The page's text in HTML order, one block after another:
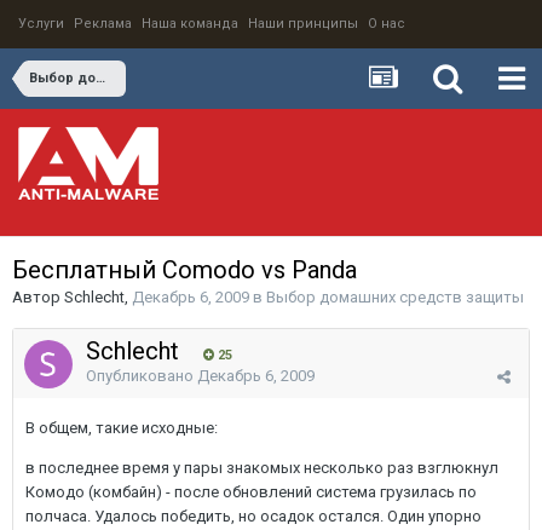
Услуги Реклама Наша команда Наши принципы О нас
Выбор домашних средств защиты
Бесплатный Comodo vs Panda
Автор Schlecht, Декабрь 6, 2009 в Выбор домашних средств защиты
Schlecht 25
Опубликовано Декабрь 6, 2009
В общем, такие исходные:
в последнее время у пары знакомых несколько раз взглюкнул
Комодо (комбайн) - после обновлений система грузилась по
полчаса. Удалось победить, но осадок остался. Один упорно